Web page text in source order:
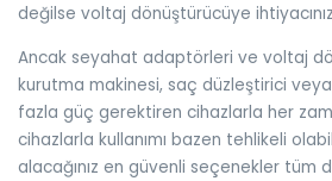
değilse voltaj dönüştürücüye
Ancak seyahat adaptörleri ve voltaj
kurutma makinesi, saç düzleştirici
fazla güç gerektiren cihazlarla her
cihazlarla kullanımı bazen tehlikeli
alacağınız en güvenli seçenekler tüm